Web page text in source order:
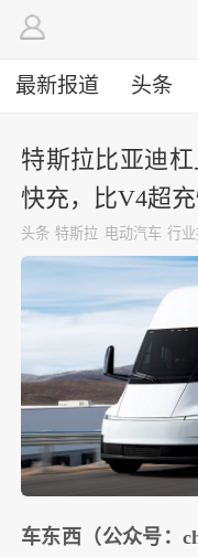
最新报道 头条
特斯拉比亚迪
快充，比V4超
头条 特斯拉 电动汽车 行
车东西（公众号：